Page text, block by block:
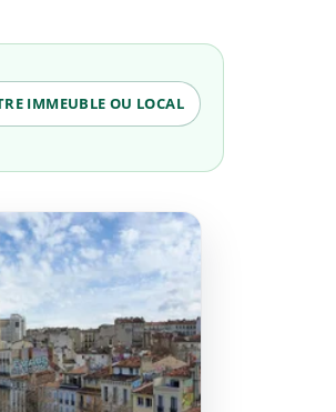
IMMEUBLE OU LOCAL